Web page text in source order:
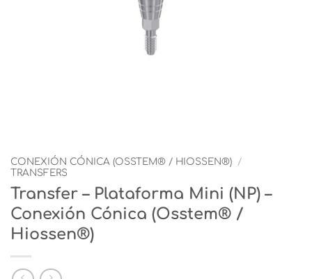
CONEXIÓN CÓNICA (OSSTEM® / HIOSSEN®) /
TRANSFERS
Transfer – Plataforma Mini (NP) –
Conexión Cónica (Osstem® /
Hiossen®)